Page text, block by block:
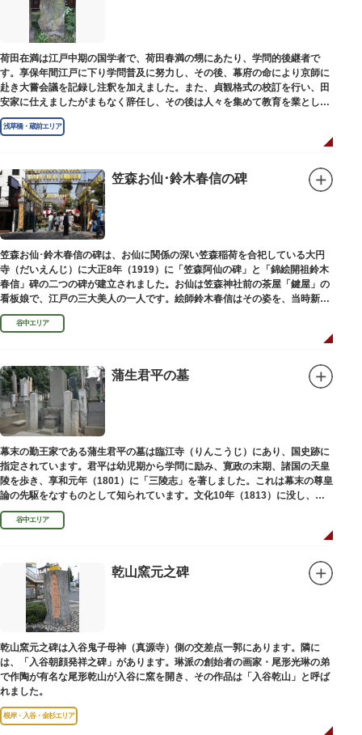
荷田在満は江戸中期の国学者で、荷田春満の甥にあたり、学問的後継者で
す。享保年間江戸に下り学問普及に努力し、その後、幕府の命により京師に
赴き大嘗会議を記録し注釈を加えました。また、貞観格式の校訂を行い、田
安家に仕えましたがまもなく辞任し、その後は人々を集めて教育を業としま
した。お墓は金竜寺（きんりゅうじ）境内にあります。
浅草橋・蔵前エリア
笠森お仙･鈴木春信の碑
笠森お仙･鈴木春信の碑は、お仙に関係の深い笠森稲荷を合祀している大円
寺（だいえんじ）に大正8年（1919）に「笠森阿仙の碑」と「錦絵開祖鈴木
春信」碑の二つの碑が建立されました。お仙は笠森神社前の茶屋「鍵屋」の
看板娘で、江戸の三大美人の一人です。絵師鈴木春信はその姿を、当時新し
い絵画様式である多色刷り版画「錦絵」に描きました。
谷中エリア
蒲生君平の墓
幕末の勤王家である蒲生君平の墓は臨江寺（りんこうじ）にあり、国史跡に
指定されています。君平は幼児期から学問に励み、寛政の末期、諸国の天皇
陵を歩き、享和元年（1801）に「三陵志」を著しました。これは幕末の尊皇
論の先駆をなすものとして知られています。文化10年（1813）に没し、高
山彦三郎や林子平と共に「寛政三奇人」の一人にあげられています。
谷中エリア
乾山窯元之碑
乾山窯元之碑は入谷鬼子母神（真源寺）側の交差点一郭にあります。隣に
は、「入谷朝顔発祥之碑」があります。琳派の創始者の画家・尾形光琳の弟
で作陶が有名な尾形乾山が入谷に窯を開き、その作品は「入谷乾山」と呼ば
れました。
根岸・入谷・金杉エリア